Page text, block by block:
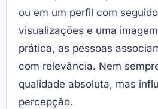
ou em um perfil com
visualizações e uma
prática, as pessoas
com relevância. Nem
qualidade absoluta, mas
percepção.